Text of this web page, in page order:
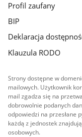
Profil zaufany
BIP
Deklaracja
Klauzula RODO
Strony dostępne w
mailowych. Użytkownik
mail zgadza się na
dobrowolnie podanych
odpowiedzi na przesłane
każdą z jednostek
osobowych.